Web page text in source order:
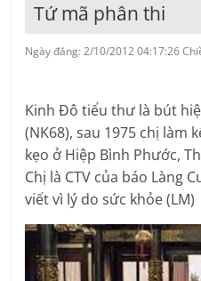
Tứ mã phân thi
Ngày đăng: 2/10/2012 04:17:26
Kinh Đô tiểu thư là bút
(NK68), sau 1975 chị làm
kẹo ở Hiệp Bình Phước,
Chị là CTV của báo Làng
viết vì lý do sức khỏe (LM)